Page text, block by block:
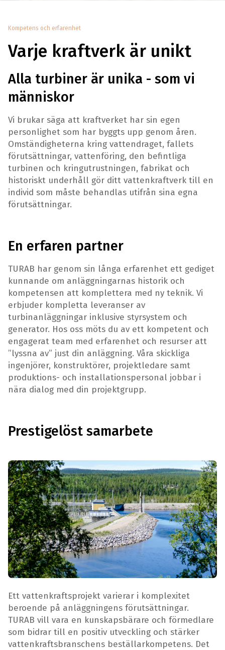
Kompetens och erfarenhet
Varje kraftverk är unikt
Alla turbiner är unika - som vi
människor
Vi brukar säga att kraftverket har sin egen
personlighet som har byggts upp genom åren.
Omständigheterna kring vattendraget, fallets
förutsättningar, vattenföring, den befintliga
turbinen och kringutrustningen, fabrikat och
historiskt underhåll gör ditt vattenkraftverk till en
individ som måste behandlas utifrån sina egna
förutsättningar.
En erfaren partner
TURAB har genom sin långa erfarenhet ett gediget
kunnande om anläggningarnas historik och
kompetensen att komplettera med ny teknik. Vi
erbjuder kompletta leveranser av
turbinanläggningar inklusive styrsystem och
generator. Hos oss möts du av ett kompetent och
engagerat team med erfarenhet och resurser att
”lyssna av” just din anläggning. Våra skickliga
ingenjörer, konstruktörer, projektledare samt
produktions- och installationspersonal jobbar i
nära dialog med din projektgrupp.
Prestigelöst samarbete
Ett vattenkraftsprojekt varierar i komplexitet
beroende på anläggningens förutsättningar.
TURAB vill vara en kunskapsbärare och förmedlare
som bidrar till en positiv utveckling och stärker
vattenkraftsbranschens beställarkompetens. Det